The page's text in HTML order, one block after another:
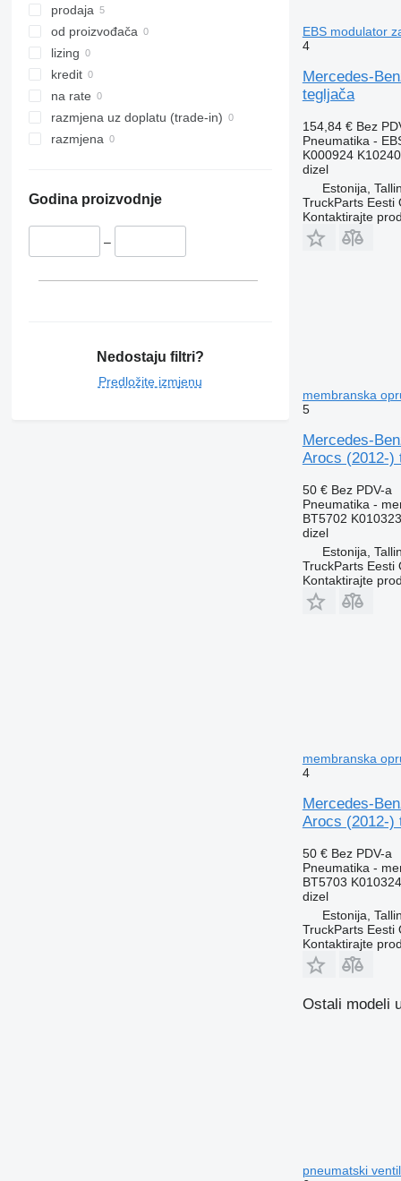
prodaja
od proizvođača
lizing
kredit
na rate
razmjena uz doplatu (trade-in)
razmjena
Godina proizvodnje
–
Nedostaju filtri?
Predložite izmjenu
EBS modulator
4
Mercedes-
tegljača
154,84 € Bez
Pneumatika -
K000924
dizel
Estonija,
TruckParts Eesti
Kontaktirajte
membranska
5
Mercedes-
Arocs (2012-)
50 € Bez PDV-a
Pneumatika -
BT5702
dizel
Estonija,
TruckParts Eesti
Kontaktirajte
membranska
4
Mercedes-
Arocs (2012-)
50 € Bez PDV-a
Pneumatika -
BT5703
dizel
Estonija,
TruckParts Eesti
Kontaktirajte
Ostali modeli
pneumatski